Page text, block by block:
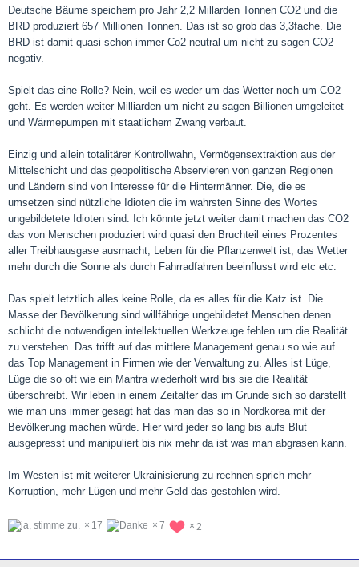
Deutsche Bäume speichern pro Jahr 2,2 Millarden Tonnen CO2 und die
BRD produziert 657 Millionen Tonnen. Das ist so grob das 3,3fache. Die
BRD ist damit quasi schon immer Co2 neutral um nicht zu sagen CO2
negativ.
Spielt das eine Rolle? Nein, weil es weder um das Wetter noch um CO2
geht. Es werden weiter Milliarden um nicht zu sagen Billionen umgeleitet
und Wärmepumpen mit staatlichem Zwang verbaut.
Einzig und allein totalitärer Kontrollwahn, Vermögensextraktion aus der
Mittelschicht und das geopolitische Abservieren von ganzen Regionen
und Ländern sind von Interesse für die Hintermänner. Die, die es
umsetzen sind nützliche Idioten die im wahrsten Sinne des Wortes
ungebildetete Idioten sind. Ich könnte jetzt weiter damit machen das CO2
das von Menschen produziert wird quasi den Bruchteil eines Prozentes
aller Treibhausgase ausmacht, Leben für die Pflanzenwelt ist, das Wetter
mehr durch die Sonne als durch Fahrradfahren beeinflusst wird etc etc.
Das spielt letztlich alles keine Rolle, da es alles für die Katz ist. Die
Masse der Bevölkerung sind willfährige ungebildetet Menschen denen
schlicht die notwendigen intellektuellen Werkzeuge fehlen um die Realität
zu verstehen. Das trifft auf das mittlere Management genau so wie auf
das Top Management in Firmen wie der Verwaltung zu. Alles ist Lüge,
Lüge die so oft wie ein Mantra wiederholt wird bis sie die Realität
überschreibt. Wir leben in einem Zeitalter das im Grunde sich so darstellt
wie man uns immer gesagt hat das man das so in Nordkorea mit der
Bevölkerung machen würde. Hier wird jeder so lang bis aufs Blut
ausgepresst und manipuliert bis nix mehr da ist was man abgrasen kann.
Im Westen ist mit weiterer Ukrainisierung zu rechnen sprich mehr
Korruption, mehr Lügen und mehr Geld das gestohlen wird.
17 7 2